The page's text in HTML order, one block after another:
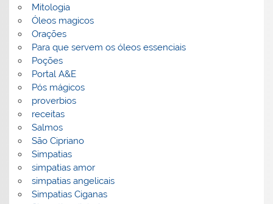
Mitologia
Óleos magicos
Orações
Para que servem os óleos essenciais
Poções
Portal A&E
Pós mágicos
proverbios
receitas
Salmos
São Cipriano
Simpatias
simpatias amor
simpatias angelicais
Simpatias Ciganas